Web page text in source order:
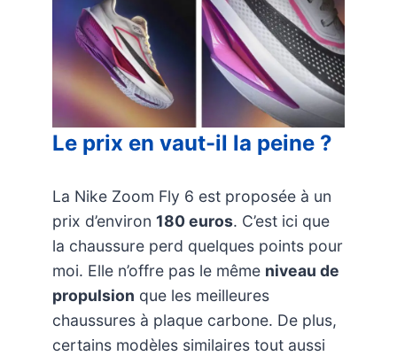
Le prix en vaut-il la peine ?
La Nike Zoom Fly 6 est proposée à un
prix d’environ 180 euros. C’est ici que
la chaussure perd quelques points pour
moi. Elle n’offre pas le même niveau de
propulsion que les meilleures
chaussures à plaque carbone. De plus,
certains modèles similaires tout aussi